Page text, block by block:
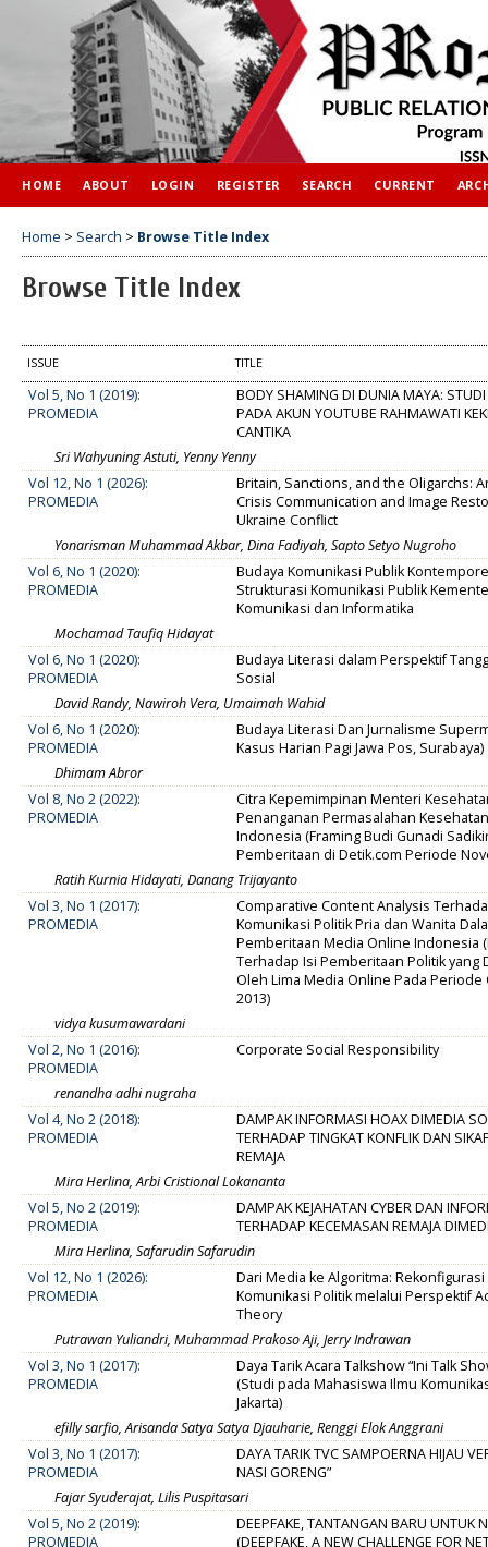
HOME ABOUT LOGIN REGISTER SEARCH CURRENT
Home > Search > Browse Title Index
Browse Title Index
ISSUE TITLE
Vol 5, No 1 (2019):
PROMEDIA
BODY SHAMING DI DUNIA MAYA:
PADA AKUN YOUTUBE RAHMAWATI
CANTIKA
Sri Wahyuning Astuti, Yenny Yenny
Vol 12, No 1 (2026):
PROMEDIA
Britain, Sanctions, and the Oligarchs:
Crisis Communication and Image
Ukraine Conflict
Yonarisman Muhammad Akbar, Dina Fadiyah, Sapto Setyo Nugroho
Vol 6, No 1 (2020):
PROMEDIA
Budaya Komunikasi Publik
Strukturasi Komunikasi Publik
Komunikasi dan Informatika
Mochamad Taufiq Hidayat
Vol 6, No 1 (2020):
PROMEDIA
Budaya Literasi dalam Perspektif
Sosial
David Randy, Nawiroh Vera, Umaimah Wahid
Vol 6, No 1 (2020):
PROMEDIA
Budaya Literasi Dan Jurnalisme
Kasus Harian Pagi Jawa Pos, Surabaya)
Dhimam Abror
Vol 8, No 2 (2022):
PROMEDIA
Citra Kepemimpinan Menteri
Penanganan Permasalahan
Indonesia (Framing Budi Gunadi
Pemberitaan di Detik.com Periode
Ratih Kurnia Hidayati, Danang Trijayanto
Vol 3, No 1 (2017):
PROMEDIA
Comparative Content Analysis
Komunikasi Politik Pria dan Wanita
Pemberitaan Media Online Indonesia
Terhadap Isi Pemberitaan Politik yang
Oleh Lima Media Online Pada Periode
2013)
vidya kusumawardani
Vol 2, No 1 (2016):
PROMEDIA
Corporate Social Responsibility
renandha adhi nugraha
Vol 4, No 2 (2018):
PROMEDIA
DAMPAK INFORMASI HOAX DIMEDIA
TERHADAP TINGKAT KONFLIK DAN
REMAJA
Mira Herlina, Arbi Cristional Lokananta
Vol 5, No 2 (2019):
PROMEDIA
DAMPAK KEJAHATAN CYBER DAN
TERHADAP KECEMASAN REMAJA
Mira Herlina, Safarudin Safarudin
Vol 12, No 1 (2026):
PROMEDIA
Dari Media ke Algoritma:
Komunikasi Politik melalui Perspektif
Theory
Putrawan Yuliandri, Muhammad Prakoso Aji, Jerry Indrawan
Vol 3, No 1 (2017):
PROMEDIA
Daya Tarik Acara Talkshow “Ini Talk
(Studi pada Mahasiswa Ilmu
Jakarta)
efilly sarfio, Arisanda Satya Satya Djauharie, Renggi Elok Anggrani
Vol 3, No 1 (2017):
PROMEDIA
DAYA TARIK TVC SAMPOERNA HIJAU
NASI GORENG”
Fajar Syuderajat, Lilis Puspitasari
Vol 5, No 2 (2019):
PROMEDIA
DEEPFAKE, TANTANGAN BARU UNTUK
(DEEPFAKE, A NEW CHALLENGE FOR